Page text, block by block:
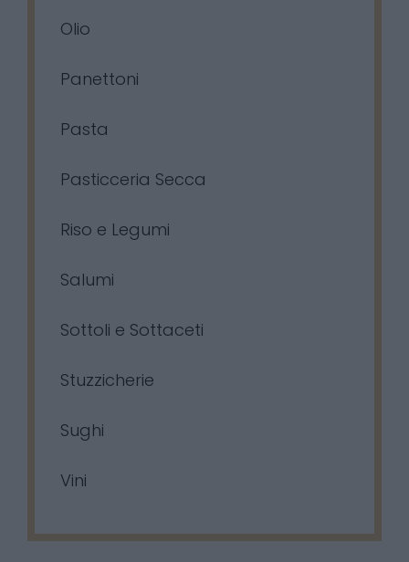
Olio
Panettoni
Pasta
Pasticceria Secca
Riso e Legumi
Salumi
Sottoli e Sottaceti
Stuzzicherie
Sughi
Vini